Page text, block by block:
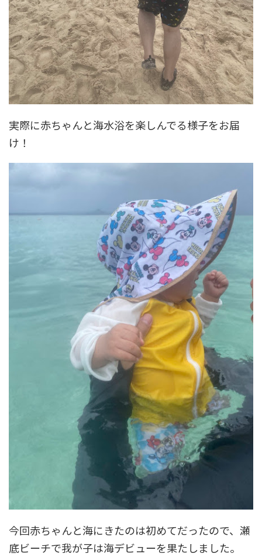
実際に赤ちゃんと海水浴を楽しんでる様子をお届
け！
今回赤ちゃんと海にきたのは初めてだったので、瀬
底ビーチで我が子は海デビューを果たしました。